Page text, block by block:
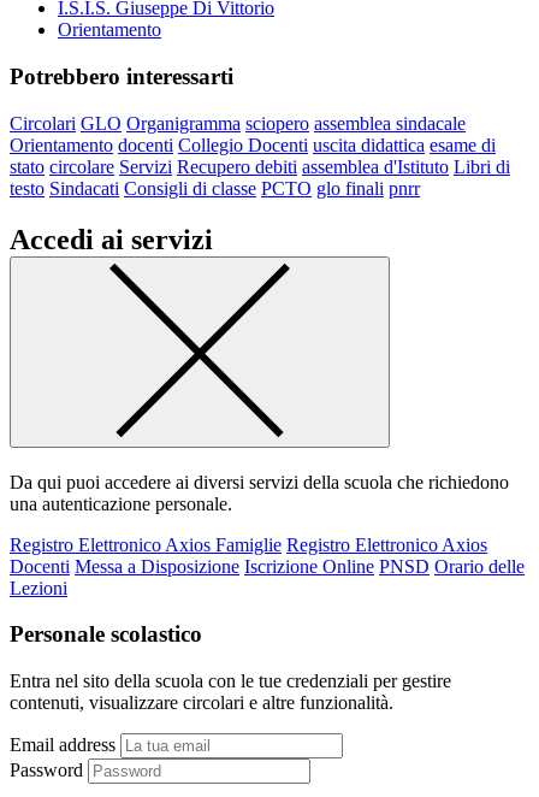
I.S.I.S. Giuseppe Di Vittorio
Orientamento
Potrebbero interessarti
Circolari GLO Organigramma sciopero assemblea sindacale
Orientamento docenti Collegio Docenti uscita didattica esame di
stato circolare Servizi Recupero debiti assemblea d'Istituto Libri di
testo Sindacati Consigli di classe PCTO glo finali pnrr
Accedi ai servizi
Da qui puoi accedere ai diversi servizi della scuola che richiedono
una autenticazione personale.
Registro Elettronico Axios Famiglie Registro Elettronico Axios
Docenti Messa a Disposizione Iscrizione Online PNSD Orario delle
Lezioni
Personale scolastico
Entra nel sito della scuola con le tue credenziali per gestire
contenuti, visualizzare circolari e altre funzionalità.
Email address
Password